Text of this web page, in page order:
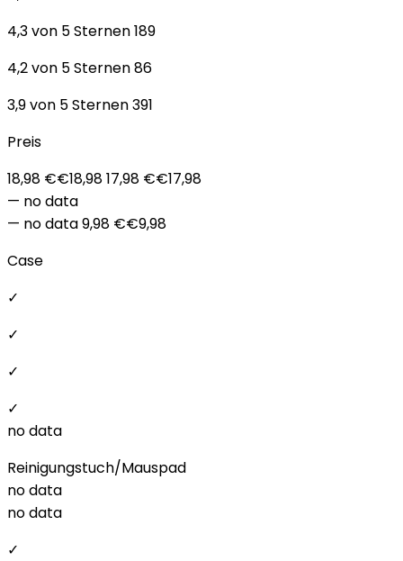
4,3 von 5 Sternen 189
4,2 von 5 Sternen 86
3,9 von 5 Sternen 391
Preis
18,98 €€18,98 17,98 €€17,98
— no data
— no data 9,98 €€9,98
Case
✓
✓
✓
✓
no data
Reinigungstuch/Mauspad
no data
no data
✓